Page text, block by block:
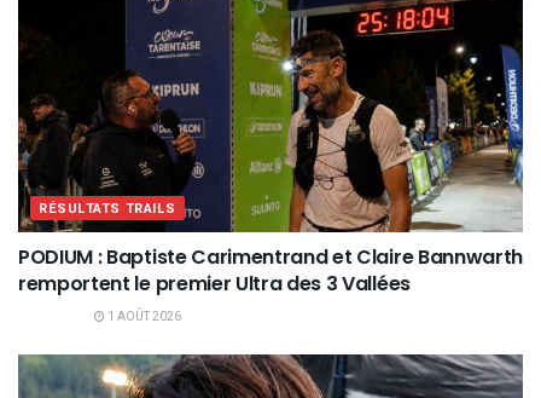
RÉSULTATS TRAILS
PODIUM : Baptiste Carimentrand et Claire Bannwarth
remportent le premier Ultra des 3 Vallées
1 AOÛT 2026